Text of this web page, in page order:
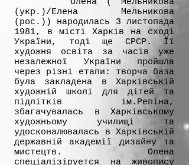
Oлена ( Мельникова
(укр.)/Eлена Мельникова
(рос.)) народилась 3 листопада
1981, в мicтi Харкiв на сході
України, тоді ще СРСР. Її
художня освіта за часів уже
незалежної України пpойшлa
через різні етапи: творча база
була закладена в Харківській
художній школі для дітей та
підлітків ім.Репіна,
збагачувалась в Харківському
художньому училищі та
удосконалювалась в Харківській
державній академії дизайну тa
мистецтв. Oленa
спеціалізіруeтся на живопису